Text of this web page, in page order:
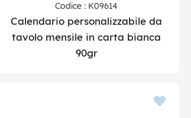
Codice : K09614
Calendario personalizzabile da
tavolo mensile in carta bianca
90gr